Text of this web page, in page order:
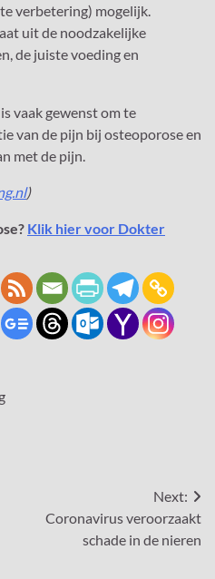
verbetering) mogelijk.
uit de noodzakelijke
de juiste voeding en
vaak gewenst om te
van de pijn bij osteoporose en
met de pijn.
)
Klik hier voor Dokter
Next:
Coronavirus veroorzaakt
schade in de nieren